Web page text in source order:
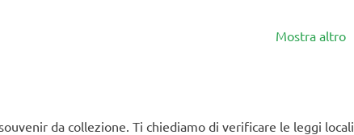
Mostra altro
da collezione. Ti chiediamo di verificare le leggi locali